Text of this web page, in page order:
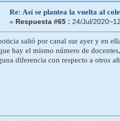
Re: Así se plantea la vuelta al
« Respuesta #65 : 24/Jul/
salió por canal sur ayer y en
hay el mismo número de
diferencia con respecto a otros